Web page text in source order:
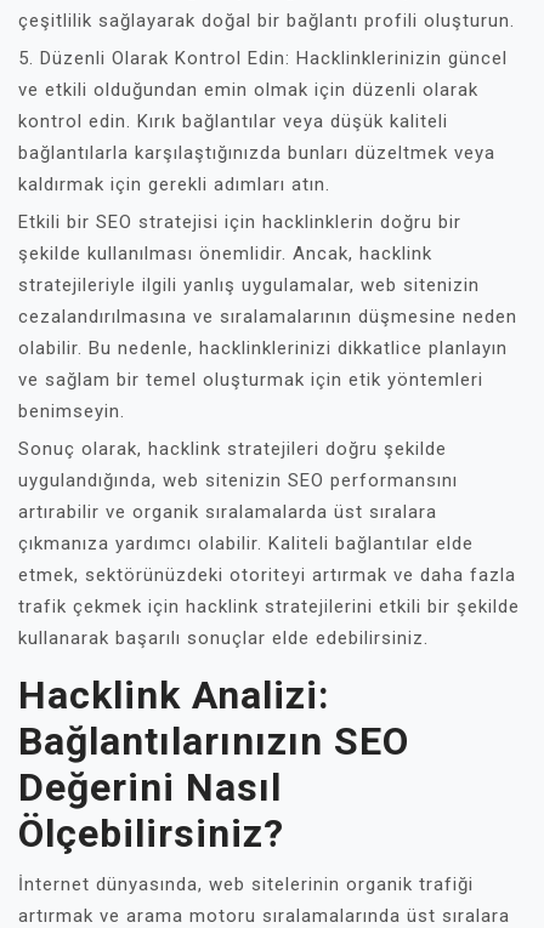
çeşitlilik sağlayarak doğal bir bağlantı profili oluşturun.
5. Düzenli Olarak Kontrol Edin: Hacklinklerinizin güncel
ve etkili olduğundan emin olmak için düzenli olarak
kontrol edin. Kırık bağlantılar veya düşük kaliteli
bağlantılarla karşılaştığınızda bunları düzeltmek veya
kaldırmak için gerekli adımları atın.
Etkili bir SEO stratejisi için hacklinklerin doğru bir
şekilde kullanılması önemlidir. Ancak, hacklink
stratejileriyle ilgili yanlış uygulamalar, web sitenizin
cezalandırılmasına ve sıralamalarının düşmesine neden
olabilir. Bu nedenle, hacklinklerinizi dikkatlice planlayın
ve sağlam bir temel oluşturmak için etik yöntemleri
benimseyin.
Sonuç olarak, hacklink stratejileri doğru şekilde
uygulandığında, web sitenizin SEO performansını
artırabilir ve organik sıralamalarda üst sıralara
çıkmanıza yardımcı olabilir. Kaliteli bağlantılar elde
etmek, sektörünüzdeki otoriteyi artırmak ve daha fazla
trafik çekmek için hacklink stratejilerini etkili bir şekilde
kullanarak başarılı sonuçlar elde edebilirsiniz.
Hacklink Analizi:
Bağlantılarınızın SEO
Değerini Nasıl
Ölçebilirsiniz?
İnternet dünyasında, web sitelerinin organik trafiği
artırmak ve arama motoru sıralamalarında üst sıralara